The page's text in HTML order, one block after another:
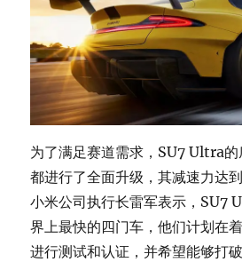
为了满足赛道需求，SU7 Ultra
都进行了全面升级，其减速力达
小米公司执行长雷军表示，SU7
界上最快的四门车，他们计划在
进行测试和认证，并希望能够打